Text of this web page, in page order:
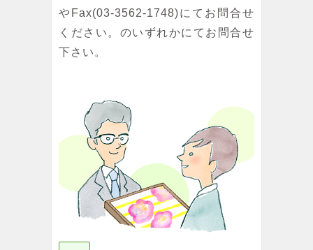
やFax(03-3562-1748)にてお問合せ
ください。のいずれかにてお問合せ
下さい。